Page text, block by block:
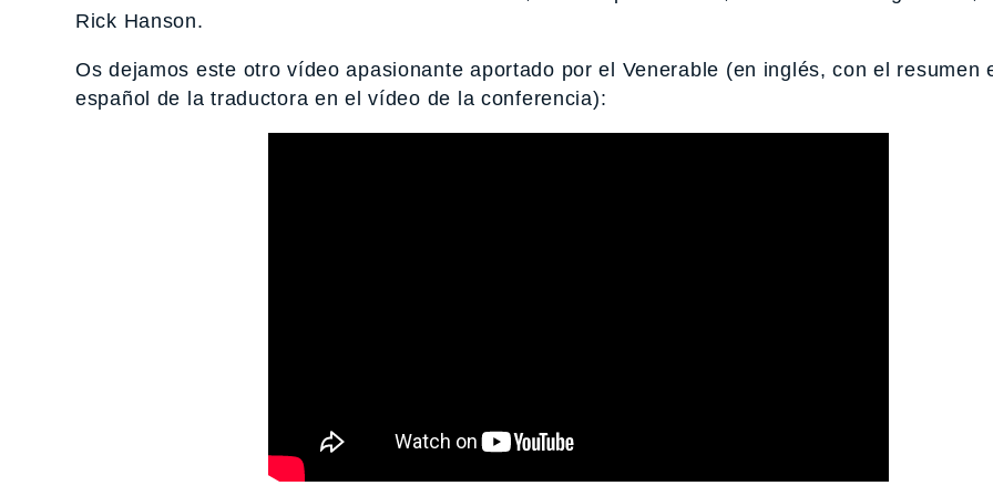
Rick Hanson.
Os dejamos este otro vídeo apasionante aportado por el Venerable (en inglés, con el resumen
español de la traductora en el vídeo de la conferencia):